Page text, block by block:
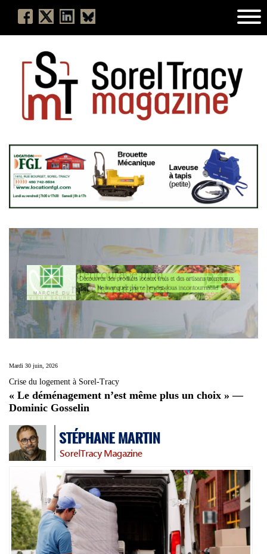
Mardi 30 juin, 2026
Crise du logement à Sorel-Tracy
« Le déménagement n’est même plus un choix » —
Dominic Gosselin